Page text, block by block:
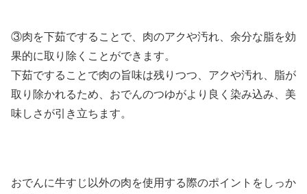
③肉を下茹ですることで、肉のアクや汚れ、余分な脂を効
果的に取り除くことができます。
下茹ですることで肉の旨味は残りつつ、アクや汚れ、脂が
取り除かれるため、おでんのつゆがより良く染み込み、美
味しさが引き立ちます。
おでんに牛すじ以外の肉を使用する際のポイントをしっか